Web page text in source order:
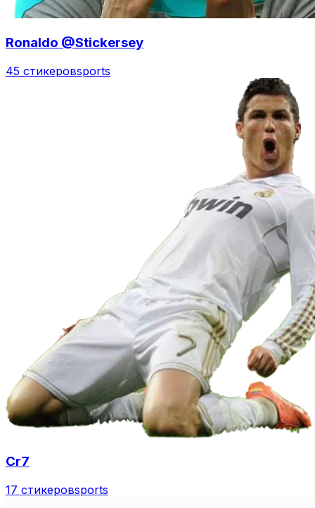
Ronaldo @Stickersey
45 стикеровsports
Cr7
17 стикеровsports